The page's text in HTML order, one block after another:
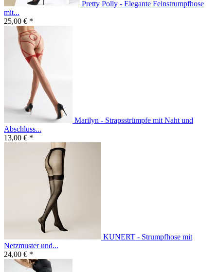
Pretty Polly - Elegante Feinstrumpfhose
mit...
25,00 € *
Marilyn - Strapsstrümpfe mit Naht und
Abschluss...
13,00 € *
KUNERT - Strumpfhose mit
Netzmuster und...
24,00 € *